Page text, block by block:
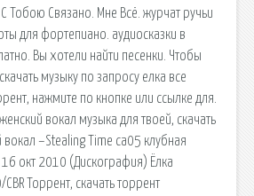
Тобою Связано. Мне Всё. журчат ручьи
для фортепиано. аудиосказки в
Вы хотели найти песенки. Чтобы
музыку по запросу елка все
нажмите по кнопке или ссылке для.
женский вокал музыка для твоей, скачать
–Stealing Time cа05 клубная
16 окт 2010 (Дискография) Ёлка
Торрент, скачать торрент